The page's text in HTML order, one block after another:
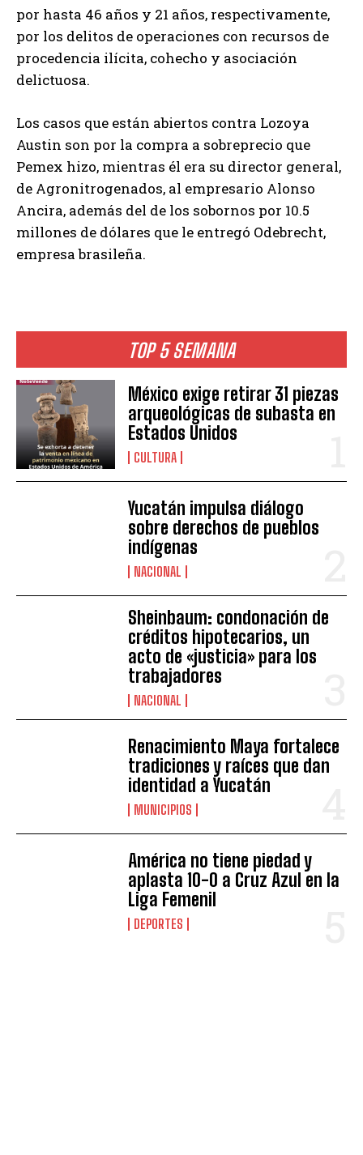
TOP 5 SEMANA
México exige retirar 31 piezas
arqueológicas de subasta en
Estados Unidos
CULTURA
Yucatán impulsa diálogo
sobre derechos de pueblos
indígenas
NACIONAL
Sheinbaum: condonación de
créditos hipotecarios, un
acto de «justicia» para los
trabajadores
NACIONAL
Renacimiento Maya fortalece
tradiciones y raíces que dan
identidad a Yucatán
MUNICIPIOS
América no tiene piedad y
aplasta 10-0 a Cruz Azul en la
Liga Femenil
DEPORTES
por hasta 46 años y 21 años, respectivamente,
por los delitos de operaciones con recursos de
procedencia ilícita, cohecho y asociación
delictuosa.
Los casos que están abiertos contra Lozoya
Austin son por la compra a sobreprecio que
Pemex hizo, mientras él era su director general,
de Agronitrogenados, al empresario Alonso
Ancira, además del de los sobornos por 10.5
millones de dólares que le entregó Odebrecht,
empresa brasileña.